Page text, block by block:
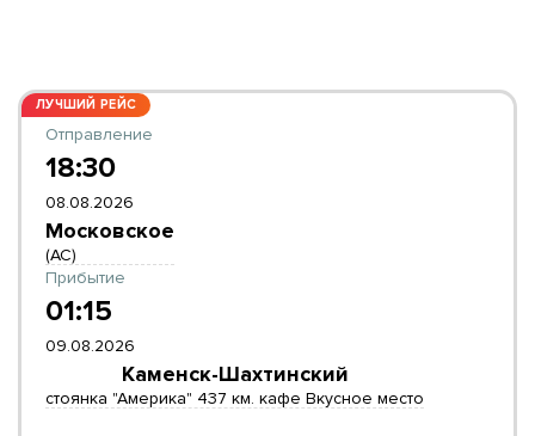
ЛУЧШИЙ РЕЙС
Отправление
18:30
08.08.2026
Московское
(АС)
Прибытие
01:15
09.08.2026
Каменск-Шахтинский
стоянка "Америка" 437 км. кафе Вкусное место